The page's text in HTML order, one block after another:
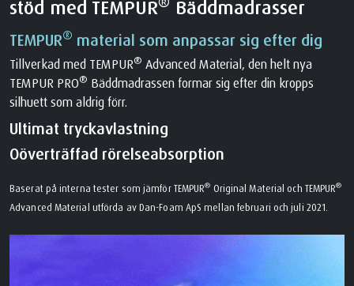
stöd med TEMPUR Bäddmadrasser
TEMPUR® material som anpassar sig efter dig
Tillverkad med TEMPUR® Advanced Material, den helt nya
TEMPUR PRO® Bäddmadrassen formar sig efter din kropps
silhuett som aldrig förr.
Ultimat tryckavlastning
Oöverträffad rörelseabsorption
Baserat på interna tester som jämför TEMPUR® Original Material och TEMPUR®
Advanced Material utförda av Dan-Foam ApS mellan februari och juli 2021.